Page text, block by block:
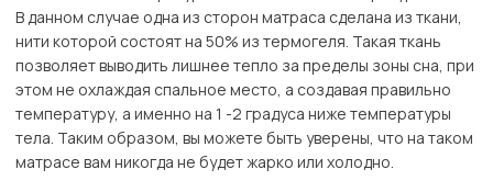
В данном случае одна из сторон матраса сделана из ткани,
нити которой состоят на 50% из термогеля. Такая ткань
позволяет выводить лишнее тепло за пределы зоны сна, при
этом не охлаждая спальное место, а создавая правильно
температуру, а именно на 1 -2 градуса ниже температуры
тела. Таким образом, вы можете быть уверены, что на таком
матрасе вам никогда не будет жарко или холодно.